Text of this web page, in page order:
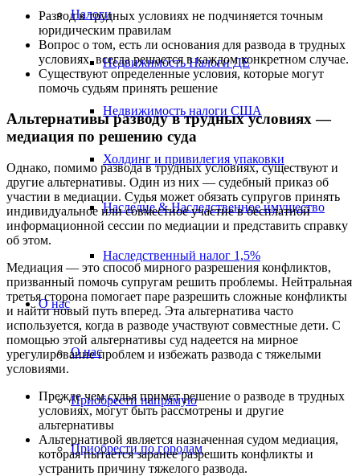
Налоги
Недвижимость Налоги ДЕ
Недвижимость налоги США
Холдинг и привилегия упаковки
Наследие & Наследственное имущество
Наследственный налог 1,5%
О нас
О нас
Приобрести напрямую
Приобрести по городам
Развод в трудных условиях не подчиняется точным
юридическим правилам
Вопрос о том, есть ли основания для развода в трудных
условиях, всегда решается в каждом конкретном случае.
Существуют определенные условия, которые могут
помочь судьям принять решение
Альтернативы разводу в трудных условиях —
медиация по решению суда
Однако, помимо развода в трудных условиях, существуют и
другие альтернативы. Один из них — судебный приказ об
участии в медиации. Судья может обязать супругов принять
индивидуальное или совместное участие в бесплатной
информационной сессии по медиации и представить справку
об этом.
Медиация — это способ мирного разрешения конфликтов,
призванный помочь супругам решить проблемы. Нейтральная
третья сторона помогает паре разрешить сложные конфликты
и найти новый путь вперед. Эта альтернатива часто
используется, когда в разводе участвуют совместные дети. С
помощью этой альтернативы суд надеется на мирное
урегулирование проблем и избежать развода с тяжелыми
условиями.
Прежде чем судья примет решение о разводе в трудных
условиях, могут быть рассмотрены и другие
альтернативы
Альтернативой является назначенная судом медиация,
которая пытается заранее разрешить конфликты и
устранить причину тяжелого развода.